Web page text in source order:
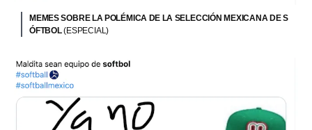
MEMES SOBRE LA POLÉMICA DE LA SELECCIÓN MEXICANA DE S
ÓFTBOL(ESPECIAL)